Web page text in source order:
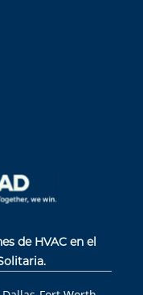
de HVAC en el